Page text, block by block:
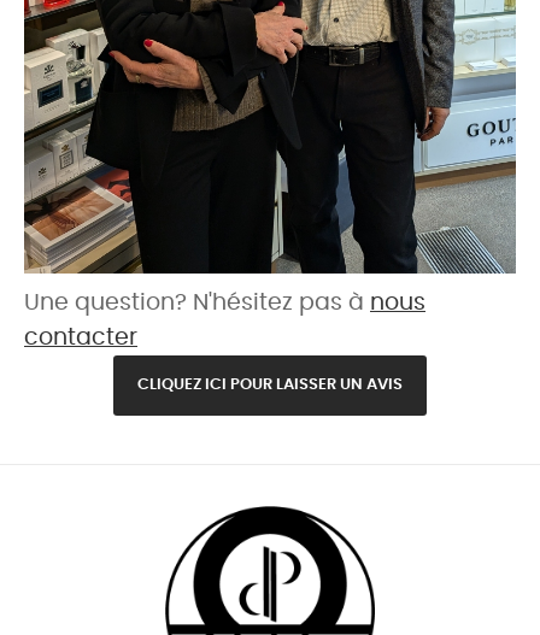
Une question? N'hésitez pas à nous
contacter
CLIQUEZ ICI POUR LAISSER UN AVIS